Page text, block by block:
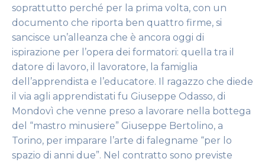
soprattutto perché per la prima volta, con un
documento che riporta ben quattro firme, si
sancisce un’alleanza che è ancora oggi di
ispirazione per l’opera dei formatori: quella tra il
datore di lavoro, il lavoratore, la famiglia
dell’apprendista e l’educatore. Il ragazzo che diede
il via agli apprendistati fu Giuseppe Odasso, di
Mondovì che venne preso a lavorare nella bottega
del “mastro minusiere” Giuseppe Bertolino, a
Torino, per imparare l’arte di falegname “per lo
spazio di anni due”. Nel contratto sono previste